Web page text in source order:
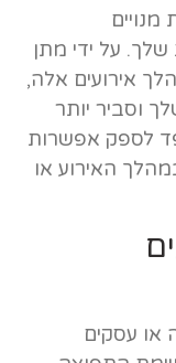
שלך. על ידי מתן
אירועים אלה,
וסביר יותר
לספק אפשרות
האירוע או
או עסקים